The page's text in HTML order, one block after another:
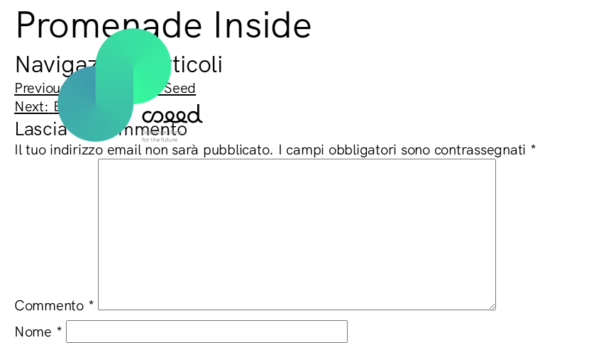
Promenade Inside
Navigazione articoli
Previous:
Concerto per Seed
Next: Extra Seed
Lascia un commento
Il tuo indirizzo email non sarà pubblicato. I campi obbligatori sono contrassegnati *
Commento *
Nome *